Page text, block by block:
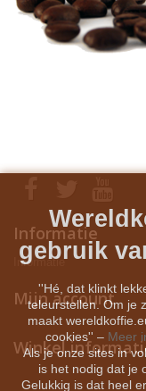
Informatie
Informatie
Mijn account
Winkel
gebruik
''Hé, dat klinkt
teleurstellen. Om je
maakt
cookies'' – Meer
Als je onze sites in
is het nodig dat je
Gelukkig is dat heel